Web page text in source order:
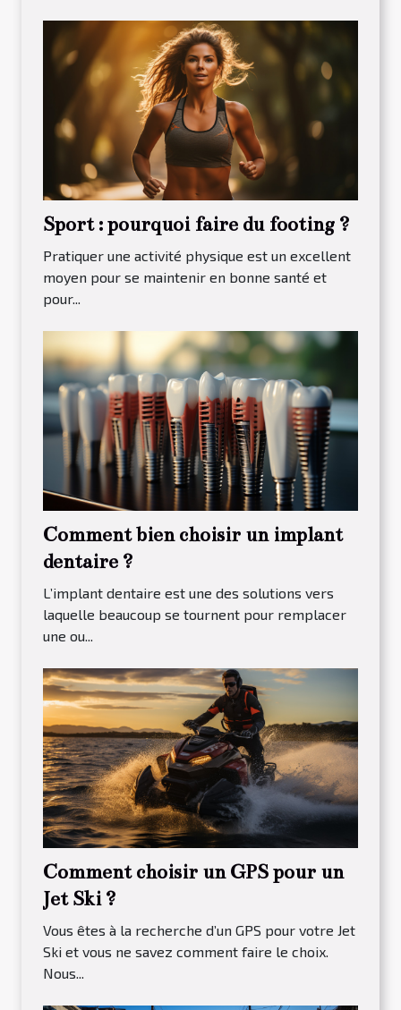
Sport : pourquoi faire du footing ?
Pratiquer une activité physique est un excellent
moyen pour se maintenir en bonne santé et
pour...
Comment bien choisir un implant
dentaire ?
L’implant dentaire est une des solutions vers
laquelle beaucoup se tournent pour remplacer
une ou...
Comment choisir un GPS pour un
Jet Ski ?
Vous êtes à la recherche d’un GPS pour votre Jet
Ski et vous ne savez comment faire le choix.
Nous...